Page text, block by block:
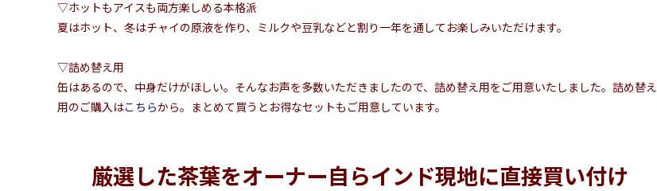
▽ホットもアイスも両方楽しめる本格派
夏はホット、冬はチャイの原液を作り、ミルクや豆乳などと割り一年を通してお楽しみいただけます。
▽詰め替え用
缶はあるので、中身だけがほしい。そんなお声を多数いただきましたので、詰め替え用をご用意いたしました。詰め替え
用のご購入はこちらから。まとめて買うとお得なセットもご用意しています。
厳選した茶葉をオーナー自らインド現地に直接買い付け